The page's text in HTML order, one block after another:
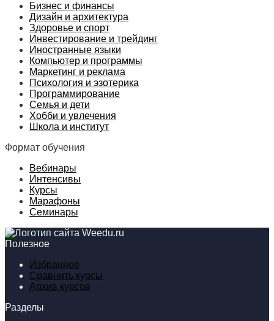
Бизнес и финансы
Дизайн и архитектура
Здоровье и спорт
Инвестирование и трейдинг
Иностранные языки
Компьютер и программы
Маркетинг и реклама
Психология и эзотерика
Программирование
Семья и дети
Хобби и увлечения
Школа и институт
Формат обучения
Вебинары
Интенсивы
Курсы
Марафоны
Семинары
Полезное
Избранное
Сравнить курсы
Архив курсов
Разделы